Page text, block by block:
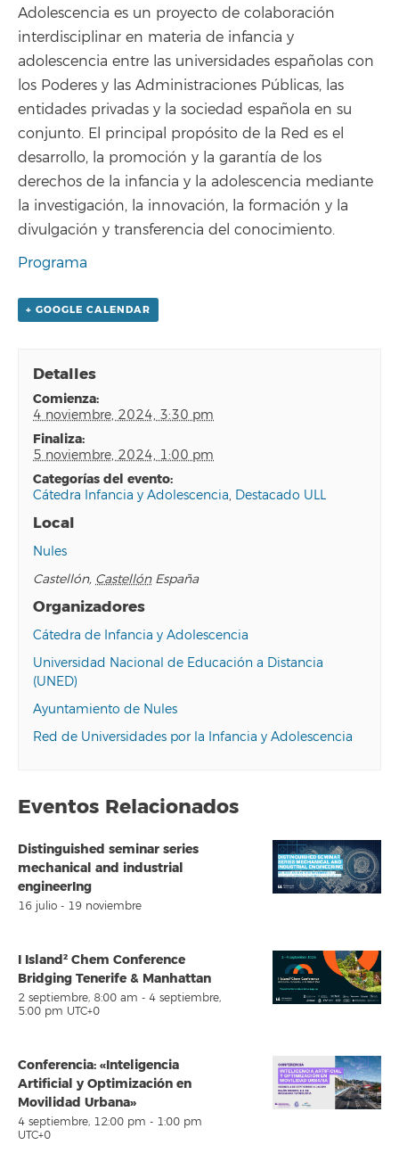
Adolescencia es un proyecto de colaboración
interdisciplinar en materia de infancia y
adolescencia entre las universidades españolas con
los Poderes y las Administraciones Públicas, las
entidades privadas y la sociedad española en su
conjunto. El principal propósito de la Red es el
desarrollo, la promoción y la garantía de los
derechos de la infancia y la adolescencia mediante
la investigación, la innovación, la formación y la
divulgación y transferencia del conocimiento.
Programa
+ GOOGLE CALENDAR
Detalles
comienza:
4 noviembre, 2024, 3:30 pm
finaliza:
5 noviembre, 2024, 1:00 pm
categorías del evento:
Cátedra Infancia y Adolescencia, Destacado ULL
Local
Nules
Castellón, Castellón España
Organizadores
Cátedra de Infancia y Adolescencia
Universidad Nacional de Educación a Distancia
(UNED)
Ayuntamiento de Nules
Red de Universidades por la Infancia y Adolescencia
Eventos Relacionados
Distinguished seminar series
mechanical and industrial
engineerIng
16 julio - 19 noviembre
I Island² Chem Conference
Bridging Tenerife & Manhattan
2 septiembre, 8:00 am - 4 septiembre,
5:00 pm UTC+0
Conferencia: «Inteligencia
Artificial y Optimización en
Movilidad Urbana»
4 septiembre, 12:00 pm - 1:00 pm
UTC+0